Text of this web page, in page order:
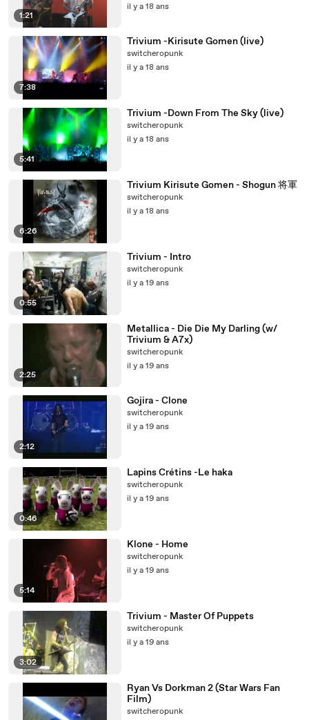
1:21
il y a 18 ans
7:38
Trivium -Kirisute Gomen (live)
switcheropunk
il y a 18 ans
5:41
Trivium -Down From The Sky (live)
switcheropunk
il y a 18 ans
6:26
Trivium Kirisute Gomen - Shogun 将軍
switcheropunk
il y a 18 ans
0:55
Trivium - Intro
switcheropunk
il y a 19 ans
2:25
Metallica - Die Die My Darling (w/
Trivium & A7x)
switcheropunk
il y a 19 ans
2:12
Gojira - Clone
switcheropunk
il y a 19 ans
0:46
Lapins Crétins -Le haka
switcheropunk
il y a 19 ans
5:14
Klone - Home
switcheropunk
il y a 19 ans
3:02
Trivium - Master Of Puppets
switcheropunk
il y a 19 ans
Ryan Vs Dorkman 2 (Star Wars Fan
Film)
switcheropunk